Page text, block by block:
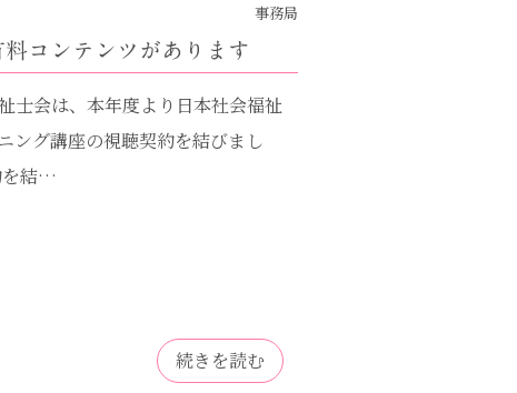
事務局
コンテンツがあります
士会は、本年度より日本社会福祉
ング講座の視聴契約を結びまし
を結…
続きを読む